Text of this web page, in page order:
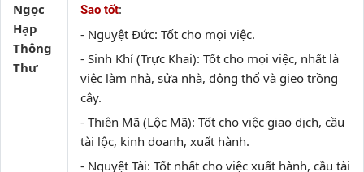
Ngọc
Hạp
Thông
Thư
Sao tốt:
- Nguyệt Đức: Tốt cho mọi việc.
- Sinh Khí (Trực Khai): Tốt cho mọi việc, nhất là
việc làm nhà, sửa nhà, động thổ và gieo trồng
cây.
- Thiên Mã (Lộc Mã): Tốt cho việc giao dịch, cầu
tài lộc, kinh doanh, xuất hành.
- Nguyệt Tài: Tốt nhất cho việc xuất hành, cầu tài